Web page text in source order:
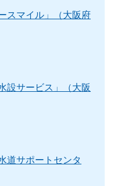
スマイル」（大阪府
設サービス」（大阪
道サポートセンタ